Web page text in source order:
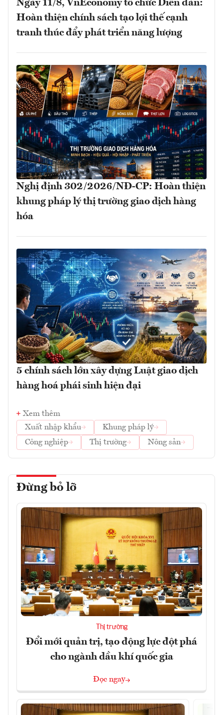
Ngày 11/8, VnEconomy tổ chức Diễn đàn:
Hoàn thiện chính sách tạo lợi thế cạnh
tranh thúc đẩy phát triển năng lượng
Nghị định 302/2026/NĐ-CP: Hoàn thiện
khung pháp lý thị trường giao dịch hàng
hóa
5 chính sách lớn xây dựng Luật giao dịch
hàng hoá phái sinh hiện đại
Xem thêm
Xuất nhập khẩu
Khung pháp lý
Công nghiệp
Thị trường Nông sản
Đừng bỏ lỡ
Thị trường
Đổi mới quản trị, tạo động lực đột phá
cho ngành dầu khí quốc gia
Đọc ngay